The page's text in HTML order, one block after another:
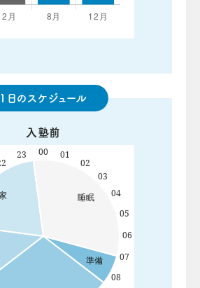
1日のスケジュール
入塾前